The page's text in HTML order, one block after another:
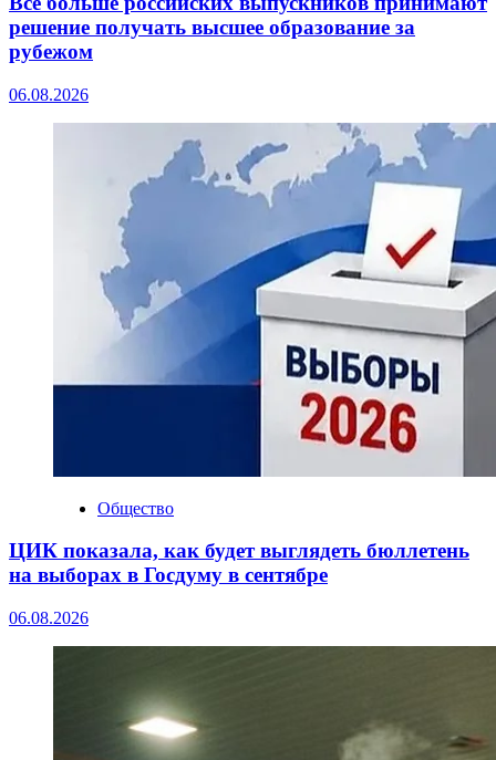
решение получать высшее образование за
рубежом
06.08.2026
Общество
ЦИК показала, как будет выглядеть бюллетень
на выборах в Госдуму в сентябре
06.08.2026